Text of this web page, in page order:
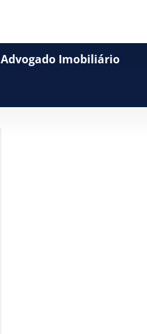
Advogado Imobiliário